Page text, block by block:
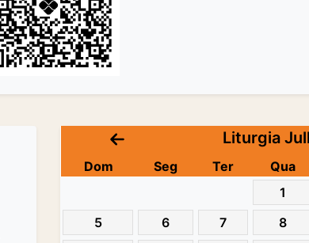
Liturgia
Dom Seg Ter Qua
1
5
6 7 8